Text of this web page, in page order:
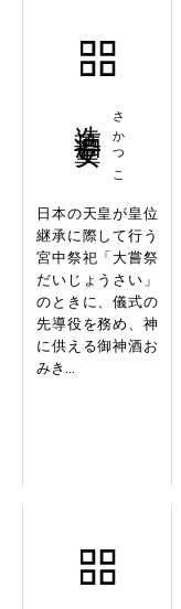
さかつこ
日本の天皇が皇位
継承に際して行う
宮中祭祀「大嘗祭
だいじょうさい」
のときに、儀式の
先導役を務め、神
に供える御神酒お
みき...